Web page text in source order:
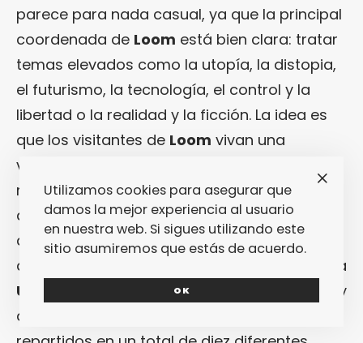
parece para nada casual, ya que la principal
coordenada de Loom está bien clara: tratar
temas elevados como la utopía, la distopia,
el futurismo, la tecnología, el control y la
libertad o la realidad y la ficción. La idea es
que los visitantes de Loom vivan una
verdadera experiencia inmersiva en un
mundo de ficción en el que las líneas entre
diferentes disciplinas artísticas queden
difuminadas. ¿Y qué disciplinas artísticas va
a encontrar cualquiera que se acerque hasta
Utopia126
? Principalmente, artes escénicas y
actos musicales en el directo, todos
Utilizamos cookies para asegurar que
damos la mejor experiencia al usuario
en nuestra web. Si sigues utilizando este
sitio asumiremos que estás de acuerdo.
OK